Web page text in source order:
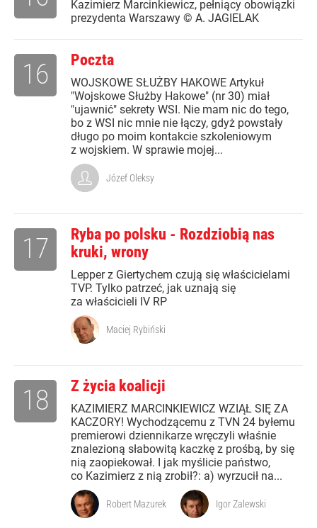
Kazimierz Marcinkiewicz, pełniący obowiązki
prezydenta Warszawy © A. JAGIELAK
Poczta
WOJSKOWE SŁUŻBY HAKOWE Artykuł
"Wojskowe Służby Hakowe" (nr 30) miał
"ujawnić" sekrety WSI. Nie mam nic do tego,
bo z WSI nic mnie nie łączy, gdyż powstały
długo po moim kontakcie szkoleniowym
z wojskiem. W sprawie mojej...
16
Józef Oleksy
Ryba po polsku - Rozdziobią nas
kruki, wrony
Lepper z Giertychem czują się właścicielami
TVP. Tylko patrzeć, jak uznają się
za właścicieli IV RP
17
Maciej Rybiński
Z życia koalicji
KAZIMIERZ MARCINKIEWICZ WZIĄŁ SIĘ ZA
KACZORY! Wychodzącemu z TVN 24 byłemu
premierowi dziennikarze wręczyli właśnie
znalezioną słabowitą kaczkę z prośbą, by się
nią zaopiekował. I jak myślicie państwo,
co Kazimierz z nią zrobił?: a) wyrzucił na...
18
Robert Mazurek Igor Zalewski